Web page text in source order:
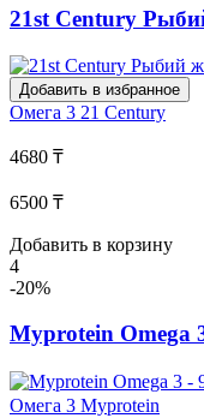
21st Century
Добавить в избранное
Омега 3 21 Century
4680 ₸
6500 ₸
Добавить в корзину
4
-20%
Myprotein Omega
Омега 3 Myprotein